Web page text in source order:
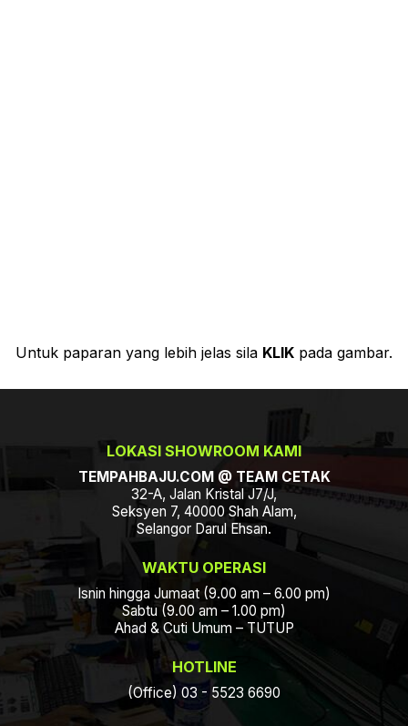
Untuk paparan yang lebih jelas sila KLIK pada gambar.
LOKASI SHOWROOM KAMI
TEMPAHBAJU.COM @ TEAM CETAK
32-A, Jalan Kristal J7/J,
Seksyen 7, 40000 Shah Alam,
Selangor Darul Ehsan.
WAKTU OPERASI
Isnin hingga Jumaat (9.00 am – 6.00 pm)
Sabtu (9.00 am – 1.00 pm)
Ahad & Cuti Umum – TUTUP
HOTLINE
(Office) 03 - 5523 6690